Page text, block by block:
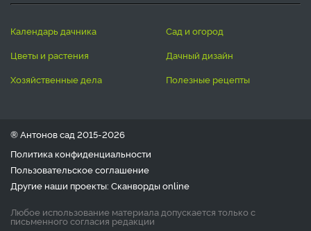
календарь дачника
сад и огород
цветы и растения
дачный дизайн
хозяйственные дела
полезные рецепты
® Антонов сад 2015-2026
Политика конфиденциальности
Пользовательское соглашение
Другие наши проекты: Сканвордыonline
Любое использование материала допускается только с
письменного согласия редакции